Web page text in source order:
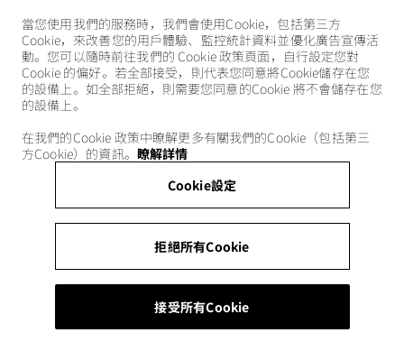
當您使用我們的服務時，我們會使用Cookie，包括第三方
Cookie，來改善您的用戶體驗、監控統計資料並優化廣告宣傳活
動。您可以隨時前往我們的 Cookie 政策頁面，自行設定您對
Cookie 的偏好。若全部接受，則代表您同意將Cookie儲存在您
的設備上。如全部拒絕，則需要您同意的Cookie 將不會儲存在您
的設備上。
在我們的Cookie 政策中瞭解更多有關我們的Cookie（包括第三
方Cookie）的資訊。 瞭解詳情
Cookie設定
拒絕所有Cookie
接受所有Cookie